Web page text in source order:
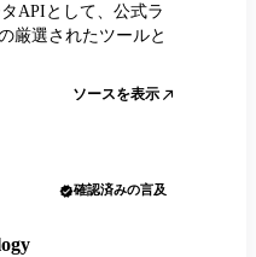
APIとして、公式ラ
厳選されたツールと
ソースを表示
確認済みの言及